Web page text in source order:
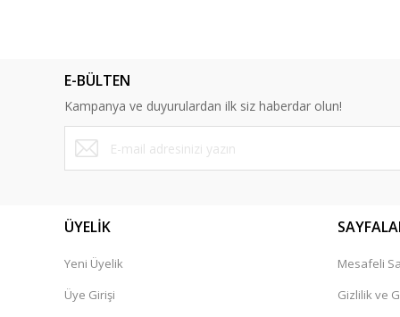
Ürün bilgilerinde hatalar bulunuyor.
Ürün fiyatı diğer sitelerden daha pahalı.
Bu ürüne benzer farklı alternatifler olmalı.
E-BÜLTEN
Kampanya ve duyurulardan ilk siz haberdar olun!
ÜYELİK
Yeni Üyelik
Üye Girişi
Mesafeli
Gizlilik ve